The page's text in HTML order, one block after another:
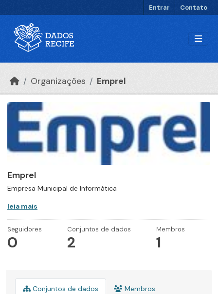
Entrar Contato
Organizações Emprel
Emprel
Empresa Municipal de Informática
leia mais
Seguidores
0
Conjuntos de dados
2
Membros
1
Conjuntos de dados Membros